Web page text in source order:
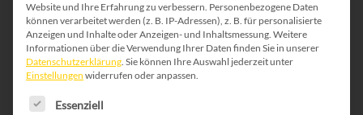
Website und Ihre Erfahrung zu verbessern. Personenbezogene Daten
können verarbeitet werden (z. B. IP-Adressen), z. B. für personalisierte
Anzeigen und Inhalte oder Anzeigen- und Inhaltsmessung. Weitere
Informationen über die Verwendung Ihrer Daten finden Sie in unserer
Datenschutzerklärung. Sie können Ihre Auswahl jederzeit unter
Einstellungen widerrufen oder anpassen.
Es folgt eine Liste der Service-Gruppen, für die
Essenziell